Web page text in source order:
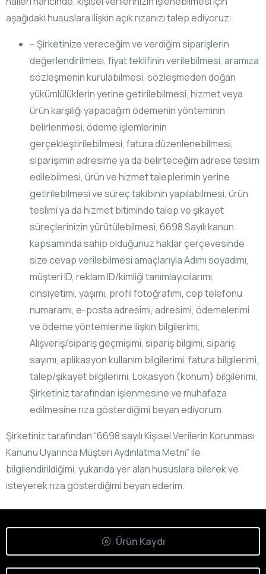
aşağıdaki hususlara ilişkin açık rızanızı talep ediyoruz:
– Şirketinize vereceğim ve verdiğim siparişlerin
değerlendirilmesi, fiyat teklifinin verilebilmesi, aramıza
sözleşmenin kurulabilmesi, sözleşmeden doğan
yükümlülüklerin yerine getirilebilmesi, hizmet veya
ürün karşılığı yapacağım ödemenin yönteminin
belirlenmesi, ödeme işlemlerinin
gerçekleştirilebilmesi, fatura düzenlenebilmesi,
siparişimin adresime ya da belirteceğim adrese teslim
edilebilmesi, ürün ve hizmet taleplerimin yerine
getirilebilmesi ve süreç takibinin yapılabilmesi, ürün
teslimi ya da hizmet bitiminde talep ve şikayet
süreçlerinizin yürütülebilmesi, 6698 Sayılı kanun
kapsamında sahip olduğunuz haklar çerçevesinde
size cevap verilebilmesi amaçlarıyla Adımı soyadımı,
müşteri ID, reklam ID/kimliği tanımlayıcılarımı,
cinsiyetimi, yaşımı, profil fotoğrafımı, cep telefonu
numaramı, e-posta adresimi, adresimi, ödemelerimi
ve ödeme yöntemlerine ilişkin bilgilerimi,
Alışveriş/sipariş geçmişimi, sipariş bilgimi, sipariş
sayımı, aplikasyon kullanım bilgilerimi, fatura bilgilerimi,
talep/şikayet bilgilerimi, Lokasyon (konum) bilgilerimi,
Şirketiniz tarafından işlenmesine ve muhafaza
edilmesine rıza gösterdiğimi beyan ediyorum.
Şirketiniz tarafından “6698 sayılı Kişisel Verilerin Korunması
Kanunu Uyarınca Müşteri Aydınlatma Metni” ile
bilgilendirildiğimi, yukarıda yer alan hususlara bilerek ve
isteyerek rıza gösterdiğimi beyan ederim.
Ürün Kaydı